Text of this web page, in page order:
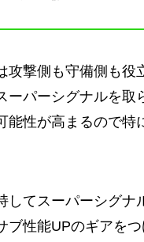
攻撃側も守備側も役
ーパーシグナルを取
能性が高まるので特
してスーパーシグナ
ブ性能UPのギアを